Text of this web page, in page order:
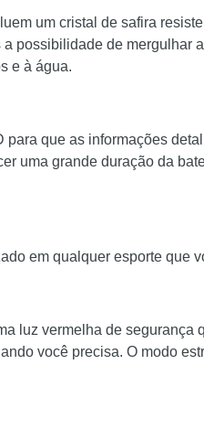
um cristal de safira
possibilidade de mergulhar
e à água.
que as informações
uma grande duração da
em qualquer esporte que
luz vermelha de segurança
você precisa. O modo